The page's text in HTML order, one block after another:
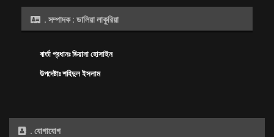
. সম্পাদক : ডালিয়া লাকুরিয়া
বার্তা প্রধানঃ ডিয়ানা হোসাইন
উপদেষ্টাঃ শহিদুল ইসলাম
. যোগাযোগ